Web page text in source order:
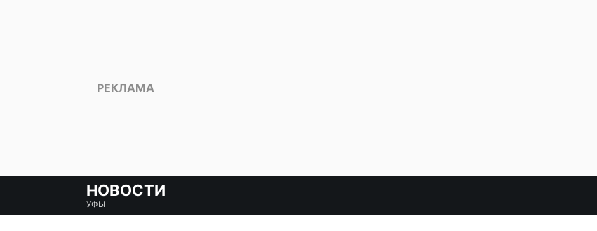
НОВОСТИ
УФЫ